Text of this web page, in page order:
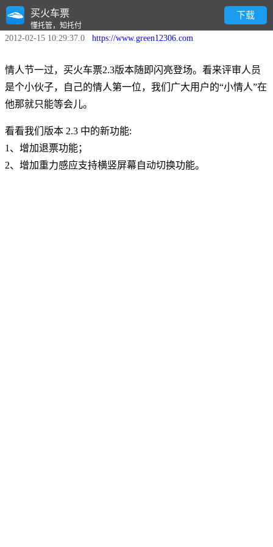
买火车票
懂托管，知托付
下载
买火车票2.3版本正式发布
2012-02-15 10:29:37.0 https://www.green12306.com
情人节一过，买火车票2.3版本随即闪亮登场。看来评审人员
是个小伙子，自己的情人第一位，我们广大用户的“小情人”在
他那就只能等会儿。
看看我们版本 2.3 中的新功能:
1、增加退票功能；
2、增加重力感应支持横竖屏幕自动切换功能。